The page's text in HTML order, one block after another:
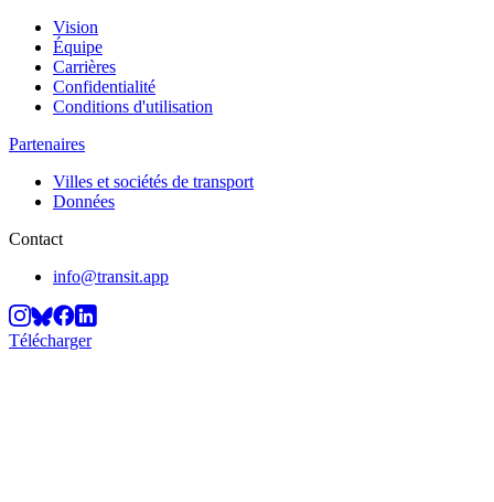
Vision
Équipe
Carrières
Confidentialité
Conditions d'utilisation
Partenaires
Villes et sociétés de transport
Données
Contact
info@transit.app
Télécharger